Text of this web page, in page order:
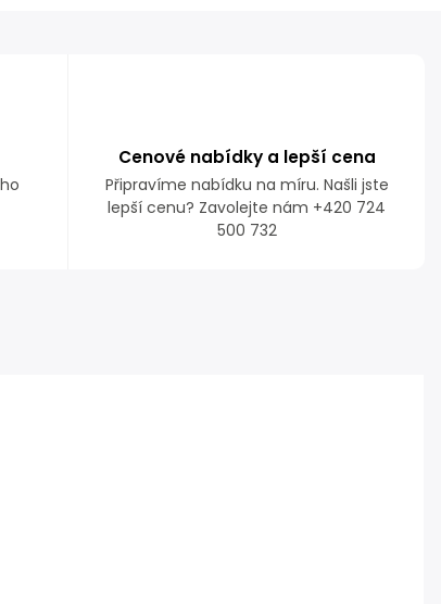
Cenové nabídky a lepší cena
Připravíme nabídku na míru. Našli jste
lepší cenu? Zavolejte nám +420 724
500 732